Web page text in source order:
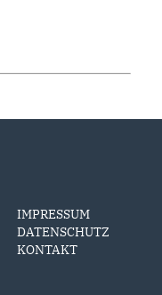
IMPRESSUM
DATENSCHUTZ
KONTAKT